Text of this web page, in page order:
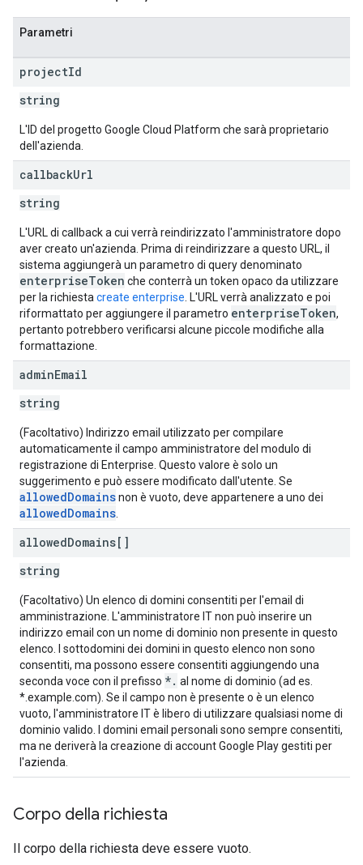
Parametri
projectId
string
L'ID del progetto Google Cloud Platform che sarà proprietario
dell'azienda.
callbackUrl
string
L'URL di callback a cui verrà reindirizzato l'amministratore dopo
aver creato un'azienda. Prima di reindirizzare a questo URL, il
sistema aggiungerà un parametro di query denominato
enterpriseToken che conterrà un token opaco da utilizzare
per la richiesta create enterprise . L'URL verrà analizzato e poi
riformattato per aggiungere il parametro enterpriseToken,
pertanto potrebbero verificarsi alcune piccole modifiche alla
formattazione.
adminEmail
string
(Facoltativo) Indirizzo email utilizzato per compilare
automaticamente il campo amministratore del modulo di
registrazione di Enterprise. Questo valore è solo un
suggerimento e può essere modificato dall'utente. Se
allowedDomainsnon è vuoto, deve appartenere a uno dei
allowedDomains
allowedDomains[]
string
(Facoltativo) Un elenco di domini consentiti per l'email di
amministrazione. L'amministratore IT non può inserire un
indirizzo email con un nome di dominio non presente in questo
elenco. I sottodomini dei domini in questo elenco non sono
consentiti, ma possono essere consentiti aggiungendo una
seconda voce con il prefisso *. al nome di dominio (ad es.
*.example.com). Se il campo non è presente o è un elenco
vuoto, l'amministratore IT è libero di utilizzare qualsiasi nome di
dominio valido. I domini email personali sono sempre consentiti,
ma ne deriverà la creazione di account Google Play gestiti per
l'azienda.
Corpo della richiesta
Il corpo della richiesta deve essere vuoto.